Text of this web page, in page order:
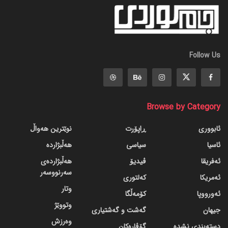
Follow Us
Browse by Category
ئابووری
ئاسیا
ئەفریقا
ئەمریکا
ئەورووپا
جیهان
ڕاپۆرت
سیاسی
ڤیدیۆ
کەلتوری
کۆمەڵگا
گه‌شت و گه‌شتیاری
نوێترین هەواڵ
هەڵبژاردە
هەڵبژاردەی
سەرنووسەر
وتار
وتووێژ
وەرزش